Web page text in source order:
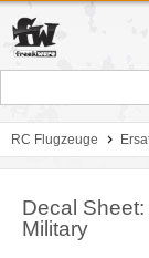
RC Flugzeuge
Decal
Military